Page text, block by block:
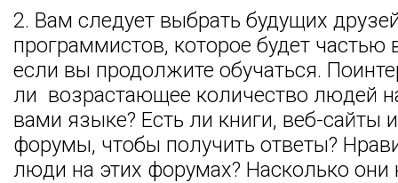
2. Вам следует выбрать будущих
программистов, которое будет
если вы продолжите обучаться.
ли возрастающее количество людей
вами языке? Есть ли книги, веб-сайты
форумы, чтобы получить ответы?
люди на этих форумах? Насколько они